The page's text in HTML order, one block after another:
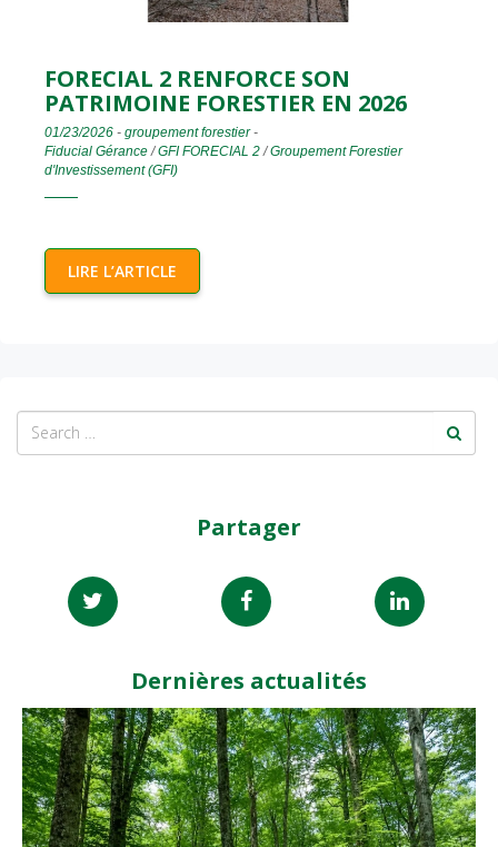
FORECIAL 2 RENFORCE SON
PATRIMOINE FORESTIER EN 2026
01/23/2026 - groupement forestier-
Fiducial Gérance /GFI FORECIAL 2 /Groupement Forestier
d'Investissement (GFI)
LIRE L’ARTICLE
Partager
Dernières actualités